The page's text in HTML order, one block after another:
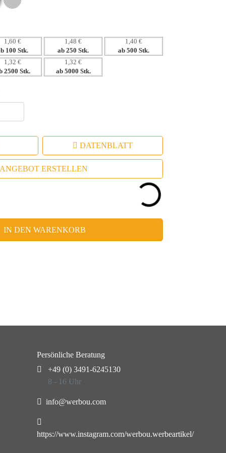
1,60 €
100 Stk.
1,48 €
ab 250 Stk.
1,40 €
ab 500 Stk.
1,32 €
2500 Stk.
1,32 €
ab 5000 Stk.
DATENBLATT
ANGEBOT ERSTELLEN
IN DEN WARENKORB
Persönliche Beratung
+49 (0) 3491-6245130
8 - 16 Uhr
info@werbou.com
https://www.instagram.com/werbou.werbeartikel/